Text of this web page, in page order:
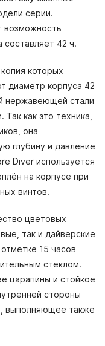
серии.
возможность
составляет 42 ч.
которых
диаметр корпуса 42
нержавеющей стали
как это техника,
она
глубину и давление
Diver используется
на корпусе при
винтов.
цветовых
так и дайверские
15 часов
стеклом.
царапины и стойкое
стороны
выполняющее также